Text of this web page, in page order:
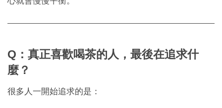
Q：真正喜歡喝茶的人，最後在追求什
麼？
很多人一開始追求的是：